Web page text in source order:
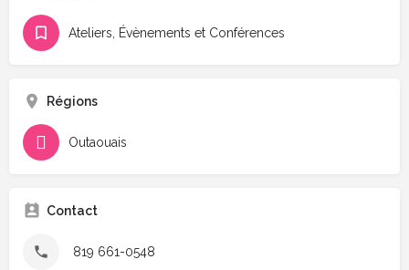
Ateliers, Évènements et Conférences
Régions
Outaouais
Contact
819 661-0548